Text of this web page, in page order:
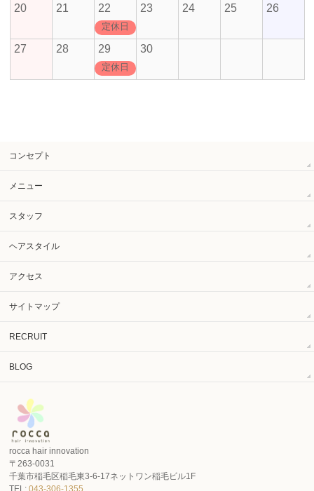
20 21 22
定休日
23 24 25 26
27 28 29
定休日
30
コンセプト
メニュー
スタッフ
ヘアスタイル
アクセス
サイトマップ
RECRUIT
BLOG
rocca hair innovation
〒263-0031
千葉市稲毛区稲毛東3-6-17ネットワン稲毛ビル1F
TEL:043-306-1355